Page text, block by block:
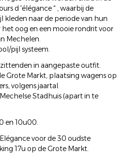
d 'élégance “ , waarbij de
kleden naar de periode van hun
oog en een mooie rondrit voor
Mechelen.
pijl systeem.
in aangepaste outfit.
Grote Markt, plaatsing wagens op
volgens jaartal.
Stadhuis (apart in te
en 10u00.
voor de 30 oudste
17u op de Grote Markt.